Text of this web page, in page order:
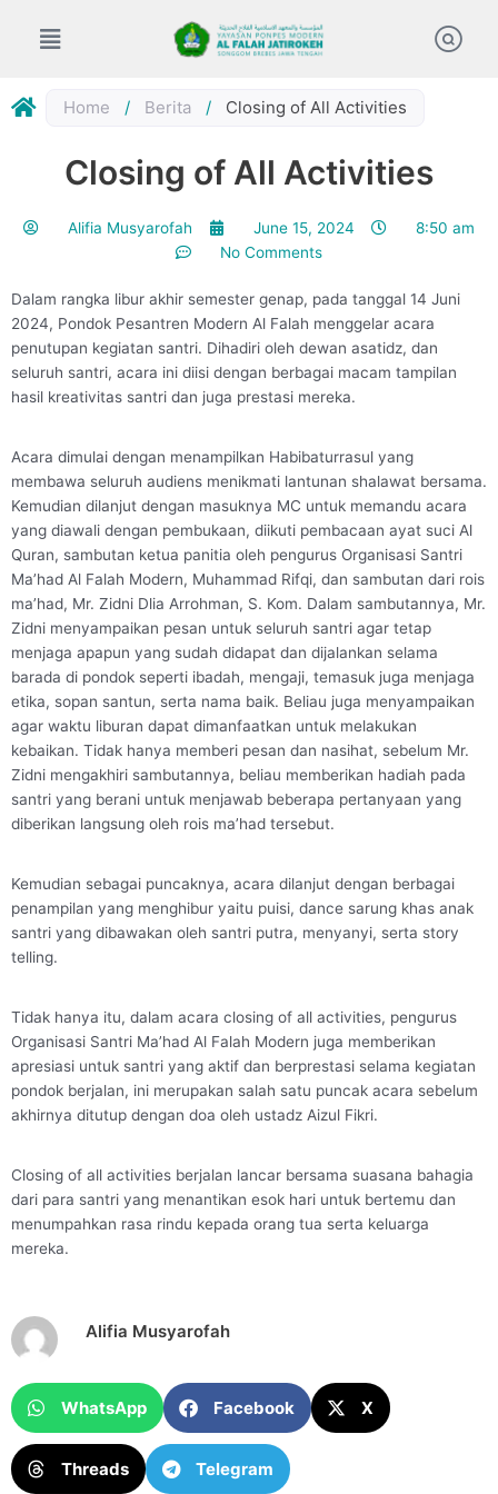
Home / Berita / Closing of All Activities
Closing of All Activities
Alifia Musyarofah June 15, 2024
8:50 am
No Comments
Dalam rangka libur akhir semester genap, pada tanggal 14 Juni
2024, Pondok Pesantren Modern Al Falah menggelar acara
penutupan kegiatan santri. Dihadiri oleh dewan asatidz, dan
seluruh santri, acara ini diisi dengan berbagai macam tampilan
hasil kreativitas santri dan juga prestasi mereka.
Acara dimulai dengan menampilkan Habibaturrasul yang
membawa seluruh audiens menikmati lantunan shalawat bersama.
Kemudian dilanjut dengan masuknya MC untuk memandu acara
yang diawali dengan pembukaan, diikuti pembacaan ayat suci Al
Quran, sambutan ketua panitia oleh pengurus Organisasi Santri
Ma’had Al Falah Modern, Muhammad Rifqi, dan sambutan dari rois
ma’had, Mr. Zidni Dlia Arrohman, S. Kom. Dalam sambutannya, Mr.
Zidni menyampaikan pesan untuk seluruh santri agar tetap
menjaga apapun yang sudah didapat dan dijalankan selama
barada di pondok seperti ibadah, mengaji, temasuk juga menjaga
etika, sopan santun, serta nama baik. Beliau juga menyampaikan
agar waktu liburan dapat dimanfaatkan untuk melakukan
kebaikan. Tidak hanya memberi pesan dan nasihat, sebelum Mr.
Zidni mengakhiri sambutannya, beliau memberikan hadiah pada
santri yang berani untuk menjawab beberapa pertanyaan yang
diberikan langsung oleh rois ma’had tersebut.
Kemudian sebagai puncaknya, acara dilanjut dengan berbagai
penampilan yang menghibur yaitu puisi, dance sarung khas anak
santri yang dibawakan oleh santri putra, menyanyi, serta story
telling.
Tidak hanya itu, dalam acara closing of all activities, pengurus
Organisasi Santri Ma’had Al Falah Modern juga memberikan
apresiasi untuk santri yang aktif dan berprestasi selama kegiatan
pondok berjalan, ini merupakan salah satu puncak acara sebelum
akhirnya ditutup dengan doa oleh ustadz Aizul Fikri.
Closing of all activities berjalan lancar bersama suasana bahagia
dari para santri yang menantikan esok hari untuk bertemu dan
menumpahkan rasa rindu kepada orang tua serta keluarga
mereka.
Alifia Musyarofah
WhatsApp Facebook X
Threads Telegram